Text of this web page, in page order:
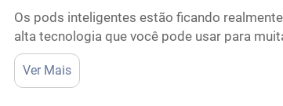
Os pods inteligentes estão ficando
alta tecnologia que você pode usar para
necessário. Os pods inteligentes foram
agradável. Empresas como a Cyspace
Ver Mais